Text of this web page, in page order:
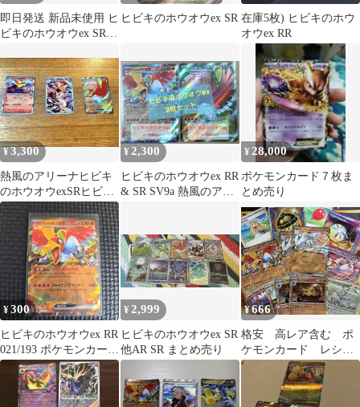
即日発送 新品未使用 ヒ
ビキのホウオウex SR 3
ナ
ヒビキのホウオウex SR 在庫5枚) ヒビキのホウ
オウex RR
¥3,300
熱風のアリーナヒビキ
のホウオウexSRヒビキ
のバクフーンARヒビキ
のバクフーンR
¥ 2,300
ヒビキのホウオウex RR
& SR SV9a 熱風のアリ
¥ 28,000
ポケモンカード７枚ま
とめ売り
¥300
ヒビキのホウオウex RR
021/193 ポケモンカード
EF01-00
¥ 2,999
ヒビキのホウオウex SR
他AR SR まとめ売り
¥666
格安 高レア含む ポ
ケモンカード レシラ
ムexデッキ